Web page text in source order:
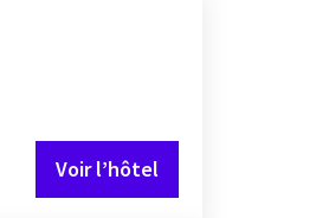
Voir l’hôtel